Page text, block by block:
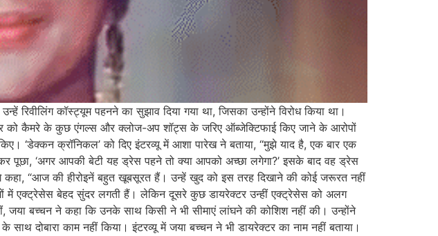
कॉस्ट्यूम पहनने का सुझाव दिया गया था, जिसका उन्होंने विरोध किया था।
को कैमरे के कुछ एंगल्स और क्लोज-अप शॉट्स के जरिए ऑब्जेक्टिफाई किए जाने के आरोपों
‘डेक्कन क्रॉनिकल’ को दिए इंटरव्यू में आशा पारेख ने बताया, “मुझे याद है, एक बार एक
‘अगर आपकी बेटी यह ड्रेस पहने तो क्या आपको अच्छा लगेगा?’ इसके बाद वह ड्रेस
“आज की हीरोइनें बहुत खूबसूरत हैं। उन्हें खुद को इस तरह दिखाने की कोई जरूरत नहीं
एक्ट्रेसेस बेहद सुंदर लगती हैं। लेकिन दूसरे कुछ डायरेक्टर उन्हीं एक्ट्रेसेस को अलग
बच्चन ने कहा कि उनके साथ किसी ने भी सीमाएं लांघने की कोशिश नहीं की। उन्होंने
दोबारा काम नहीं किया। इंटरव्यू में जया बच्चन ने भी डायरेक्टर का नाम नहीं बताया।